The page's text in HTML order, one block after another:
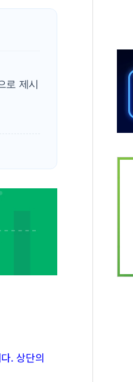
[뉴스핌 이 시각 PICK] 李, 오늘
로 제시
. 상단의